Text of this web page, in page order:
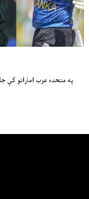
په متحده عرب اماراتو کې